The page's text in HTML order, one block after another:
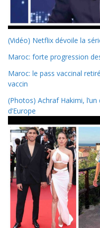
(Vidéo) Netflix dévoile la
Maroc: forte progression
Maroc: le pass vaccinal
vaccin
(Photos) Achraf Hakimi,
d’Europe